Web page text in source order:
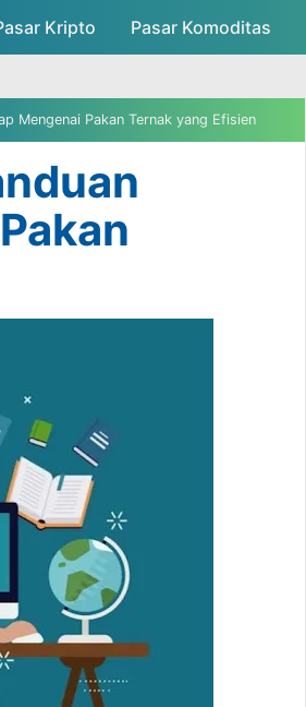
Skip to main content
Kripto Pasar Komoditas
Mengenai Pakan Ternak yang Efisien